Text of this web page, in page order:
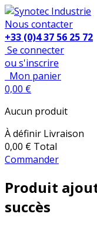
Nous contacter
+33 (0)4 37 56 25 72
Se connecter
ou s'inscrire
Mon panier
0,00 €
Aucun produit
À définir Livraison
0,00 € Total
Commander
Produit
succès